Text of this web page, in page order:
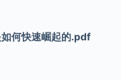
何快速崛起的.pdf